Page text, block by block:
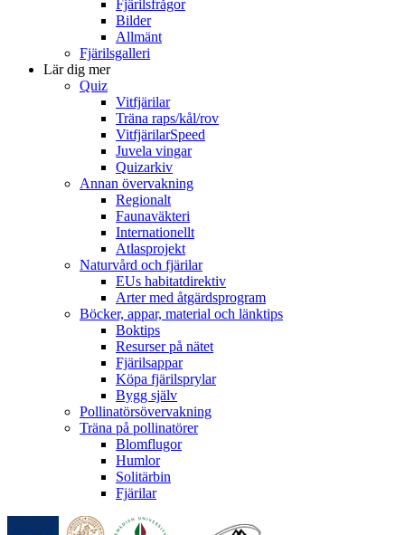
Fjärilsfrågor
Bilder
Allmänt
Fjärilsgalleri
Lär dig mer
Quiz
Vitfjärilar
Träna raps/kål/rov
VitfjärilarSpeed
Juvela vingar
Quizarkiv
Annan övervakning
Regionalt
Faunaväkteri
Internationellt
Atlasprojekt
Naturvård och fjärilar
EUs habitatdirektiv
Arter med åtgärdsprogram
Böcker, appar, material och länktips
Boktips
Resurser på nätet
Fjärilsappar
Köpa fjärilsprylar
Bygg själv
Pollinatörsövervakning
Träna på pollinatörer
Blomflugor
Humlor
Solitärbin
Fjärilar